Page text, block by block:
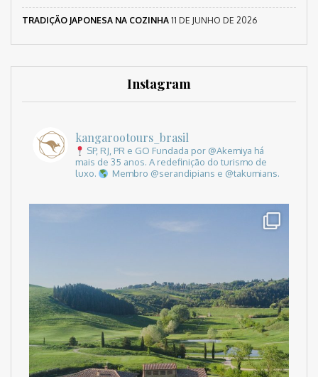
TRADIÇÃO JAPONESA NA COZINHA 11 DE JUNHO DE 2026
Instagram
kangarootours_brasil
SP, RJ, PR e GO Fundada por @Akemiya há
mais de 35 anos. A redefinição do turismo de
luxo.
Membro @serandipians e @takumians.